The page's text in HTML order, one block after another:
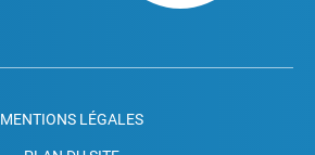
MENTIONS LÉGALES